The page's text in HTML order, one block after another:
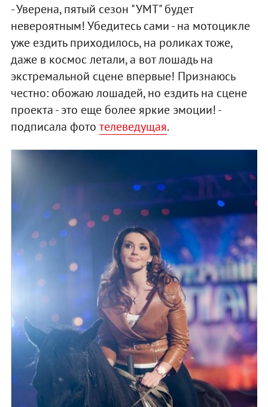
- Уверена, пятый сезон "УМТ" будет
невероятным! Убедитесь сами - на мотоцикле
уже ездить приходилось, на роликах тоже,
даже в космос летали, а вот лошадь на
экстремальной сцене впервые! Признаюсь
честно: обожаю лошадей, но ездить на сцене
проекта - это еще более яркие эмоции! -
подписала фото телеведущая.